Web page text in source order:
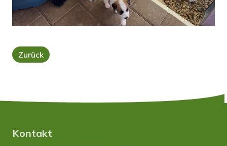
Zurück
Kontakt